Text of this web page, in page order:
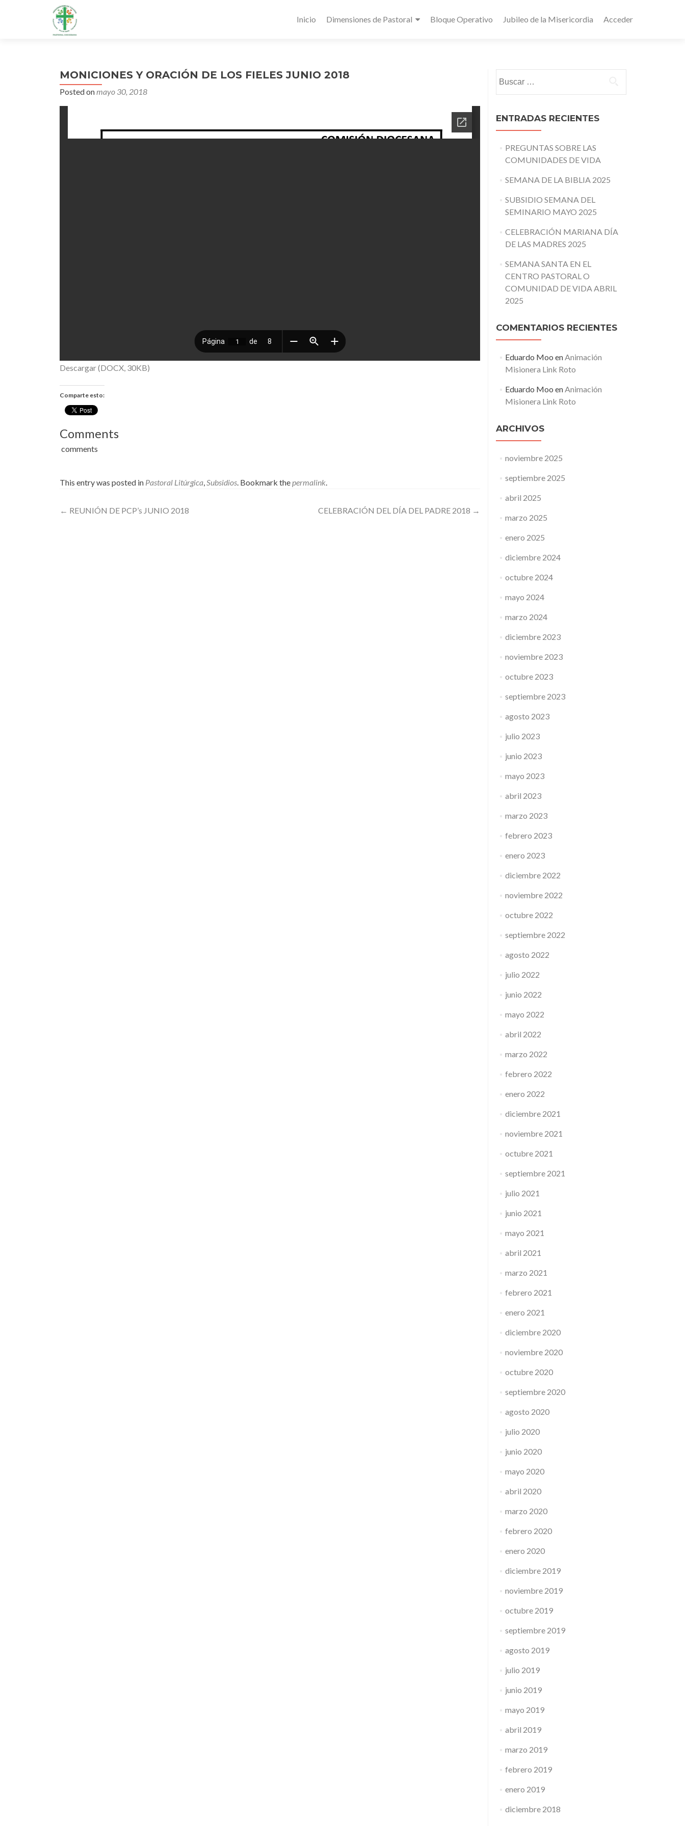
Inicio Dimensiones de Pastoral Bloque Operativo Jubileo de la Misericordia Acceder
MONICIONES Y ORACIÓN DE LOS FIELES JUNIO 2018
Posted onmayo 30, 2018
Descargar (DOCX, 30KB)
Comparte esto:
Comments
comments
This entry was posted in Pastoral Litúrgica,Subsidios. Bookmark thepermalink.
Post
← REUNIÓN DE PCP’s JUNIO 2018 CELEBRACIÓN DEL DÍA DEL PADRE 2018 →
ENTRADAS RECIENTES
PREGUNTAS SOBRE LAS
COMUNIDADES DE VIDA
SEMANA DE LA BIBLIA 2025
SUBSIDIO SEMANA DEL
SEMINARIO MAYO 2025
CELEBRACIÓN MARIANA DÍA
DE LAS MADRES 2025
SEMANA SANTA EN EL
CENTRO PASTORAL O
COMUNIDAD DE VIDA ABRIL
2025
COMENTARIOS RECIENTES
Eduardo Moo enAnimación
Misionera Link Roto
Eduardo Moo enAnimación
Misionera Link Roto
ARCHIVOS
noviembre 2025
septiembre 2025
abril 2025
marzo 2025
enero 2025
diciembre 2024
octubre 2024
mayo 2024
marzo 2024
diciembre 2023
noviembre 2023
octubre 2023
septiembre 2023
agosto 2023
julio 2023
junio 2023
mayo 2023
abril 2023
marzo 2023
febrero 2023
enero 2023
diciembre 2022
noviembre 2022
octubre 2022
septiembre 2022
agosto 2022
julio 2022
junio 2022
mayo 2022
abril 2022
marzo 2022
febrero 2022
enero 2022
diciembre 2021
noviembre 2021
octubre 2021
septiembre 2021
julio 2021
junio 2021
mayo 2021
abril 2021
marzo 2021
febrero 2021
enero 2021
diciembre 2020
noviembre 2020
octubre 2020
septiembre 2020
agosto 2020
julio 2020
junio 2020
mayo 2020
abril 2020
marzo 2020
febrero 2020
enero 2020
diciembre 2019
noviembre 2019
octubre 2019
septiembre 2019
agosto 2019
julio 2019
junio 2019
mayo 2019
abril 2019
marzo 2019
febrero 2019
enero 2019
diciembre 2018